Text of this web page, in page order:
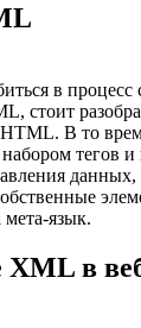
в процесс
стоит
HTML. В то
тегов и
язык.
в